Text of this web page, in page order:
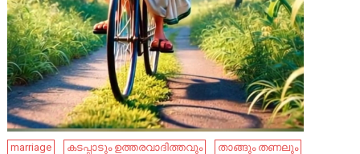
marriage കടപ്പാടും ഉത്തരവാദിത്തവും
താങ്ങും തണലും